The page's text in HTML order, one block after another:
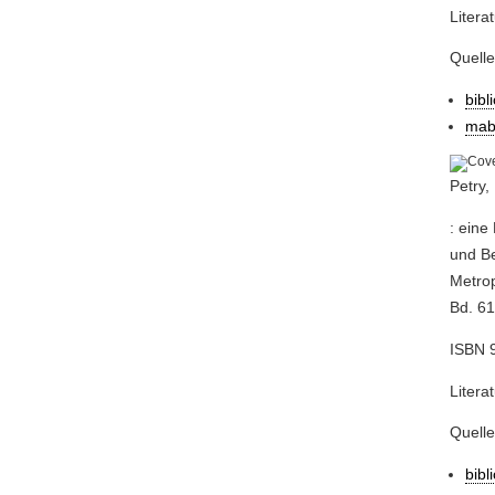
: eine
und
Bd.
ISBN